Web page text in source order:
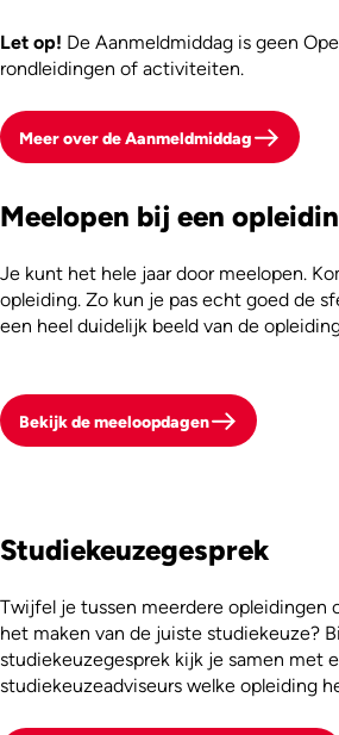
Let op! De Aanmeldmiddag is geen
rondleidingen of activiteiten.
Meer over de Aanmeldmiddag
Meelopen bij een
Je kunt het hele jaar door meelopen.
opleiding. Zo kun je pas echt goed de
een heel duidelijk beeld van de
Bekijk de meeloopdagen
Studiekeuzegesprek
Twijfel je tussen meerdere opleidingen
het maken van de juiste studiekeuze?
studiekeuzegesprek kijk je samen met
studiekeuzeadviseurs welke opleiding